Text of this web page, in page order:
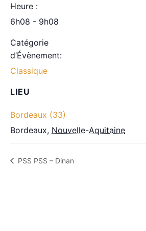
Heure :
6h08 - 9h08
Catégorie
d’Évènement:
Classique
LIEU
Bordeaux (33)
Bordeaux, Nouvelle-Aquitaine
PSS PSS – Dinan